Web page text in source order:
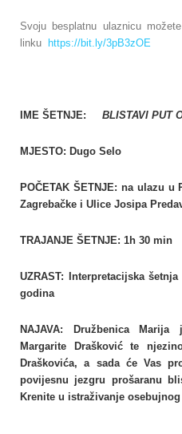
Svoju besplatnu ulaznicu
linku
https://bit.ly/3pB3zOE
IME ŠETNJE: BLISTAVI PUT
MJESTO: Dugo Selo
POČETAK ŠETNJE: na ulazu
Zagrebačke i Ulice Josipa
TRAJANJE ŠETNJE: 1h 30 min
UZRAST: Interpretacijska
godina
NAJAVA: Družbenica
Margarite Drašković te
Draškovića, a sada će Vas
povijesnu jezgru prošaranu
Krenite u istraživanje